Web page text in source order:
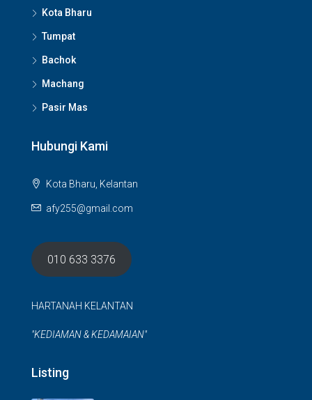
Kota Bharu
Tumpat
Bachok
Machang
Pasir Mas
Hubungi Kami
Kota Bharu, Kelantan
afy255@gmail.com
010 633 3376
HARTANAH KELANTAN
"KEDIAMAN & KEDAMAIAN"
Listing